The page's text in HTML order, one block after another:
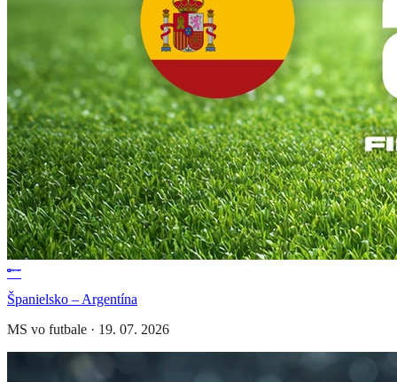
Španielsko – Argentína
MS vo futbale · 19. 07. 2026